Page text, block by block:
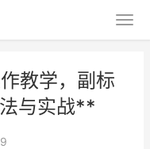
教学，副标
与实战**